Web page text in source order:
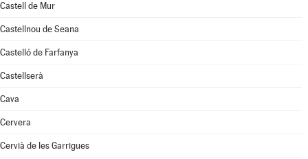
Castell de Mur
Castellnou de Seana
Castelló de Farfanya
Castellserà
Cava
Cervera
Cervià de les Garrigues